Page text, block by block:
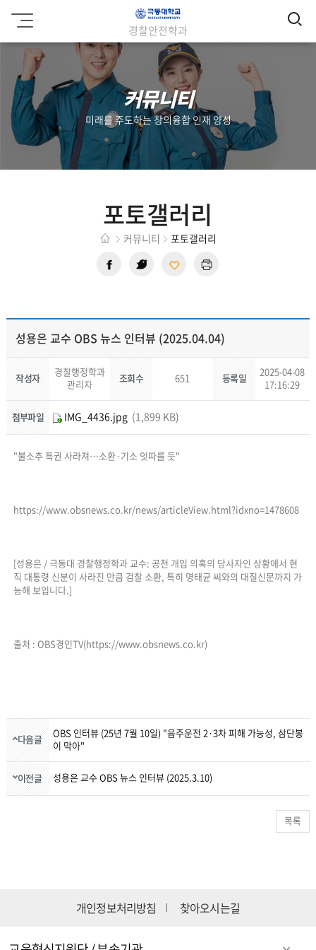
극
동
교
경찰안전학과
검
커뮤니티
미래를 주도하는 창의융합 인재 양성
포토갤러리
커뮤니티 포토갤러리
성용은 교수 OBS 뉴스 인터뷰 (2025.04.04)
작성자
경찰행정학과
관리자
조회수 651 등록일
2025-04-08
17:16:29
첨부파일 IMG_4436.jpg(1,899 KB)
"불소추 특권 사라져…소환·기소 잇따를 듯"
https://www.obsnews.co.kr/news/articleView.html?idxno=1478608
[성용은 / 극동대 경찰행정학과 교수: 공천 개입 의혹의 당사자인 상황에서 현
직 대통령 신분이 사라진 만큼 검찰 소환, 특히 명태균 씨와의 대질신문까지 가
능해 보입니다.]
출처 : OBS경인TV(https://www.obsnews.co.kr)
다음글
OBS 인터뷰 (25년 7월 10일) "음주운전 2·3차 피해 가능성, 삼단봉
이 막아"
이전글 성용은 교수 OBS 뉴스 인터뷰 (2025.3.10)
목록
개인정보처리방침 찾아오시는길